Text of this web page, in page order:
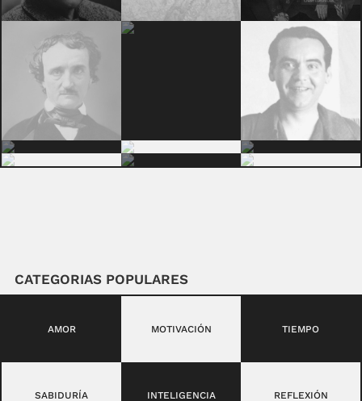
CATEGORIAS POPULARES
AMOR MOTIVACIÓN TIEMPO
SABIDURÍA INTELIGENCIA REFLEXIÓN